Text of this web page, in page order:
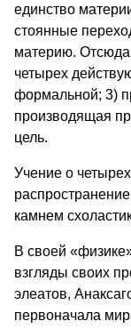
единство
стоянные
материю. Отсюда
четырех
формальной; 3)
произ­водящая
цель.
Учение о
камнем
В своей
взгляды своих
элеатов,
первоначала